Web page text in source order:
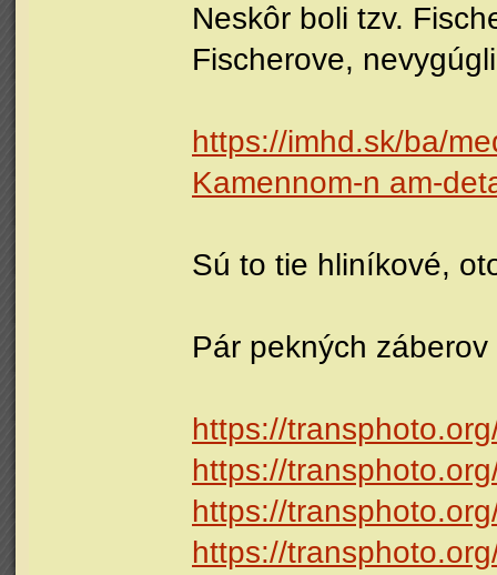
Neskôr boli tzv.
Fischerove,
https://imhd.sk/ba/
Kamennom-n am-
Sú to tie hliníkové,
Pár pekných
https://
https://
https://
https://